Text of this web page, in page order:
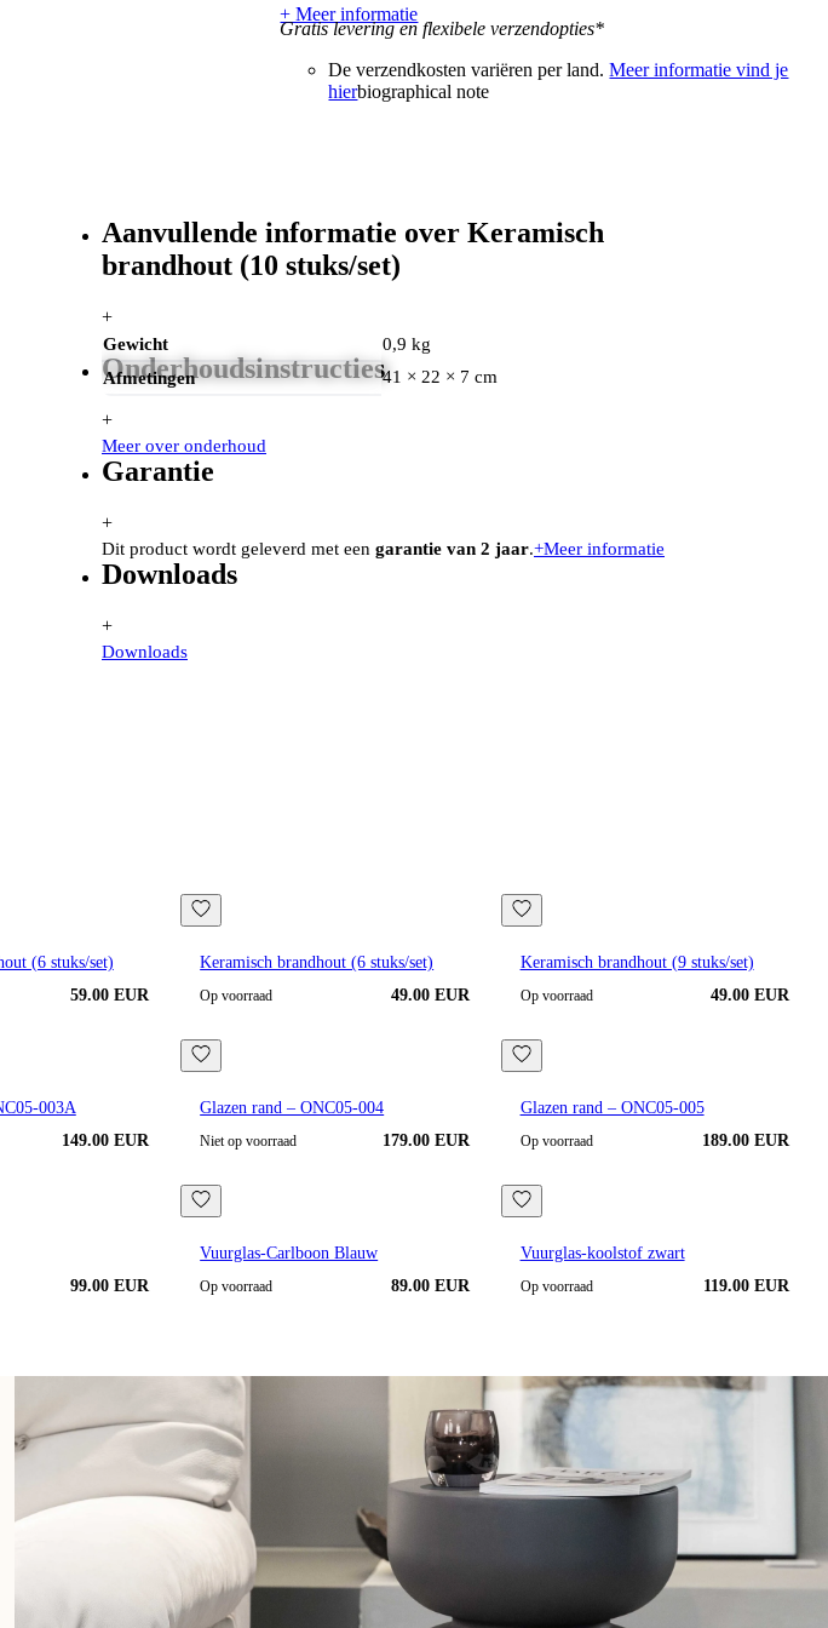
+ Meer informatie
Gratis levering en flexibele verzendopties*
De verzendkosten variëren per land. Meer informatie vind je
hierbiographical note
Aanvullende informatie over Keramisch
brandhout (10 stuks/set)
+
Gewicht
0,9 kg
Afmetingen
41 × 22 × 7 cm
Onderhoudsinstructies
+
Meer over onderhoud
Garantie
+
Dit product wordt geleverd met een garantie van 2 jaar.+Meer informatie
Downloads
+
Downloads
(6 stuks/set)
59.00 EUR
Keramisch brandhout (6 stuks/set)
Op voorraad 49.00 EUR
Keramisch brandhout (9 stuks/set)
Op voorraad 49.00 EUR
003A
149.00 EUR
Glazen rand – ONC05-004
Niet op voorraad 179.00 EUR
Glazen rand – ONC05-005
Op voorraad 189.00 EUR
99.00 EUR
Vuurglas-Carlboon Blauw
Op voorraad 89.00 EUR
Vuurglas-koolstof zwart
Op voorraad 119.00 EUR